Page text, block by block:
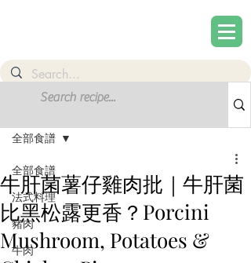
註冊
全部食譜
法式料理
豬肉
牛肉
全部食譜
牛肝菌薯仔雞肉批｜牛肝菌
比黑松露更香？Porcini
Mushroom, Potatoes &